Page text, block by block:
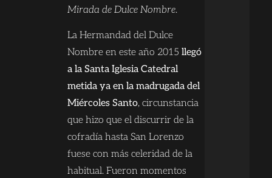
Mirada de Dulce Nombre.
La Hermandad del Dulce
Nombre en este año 2015llegó
a la Santa Iglesia Catedral
metida ya en la madrugada del
Miércoles Santo, circunstancia
que hizo que el discurrir de la
cofradía hasta San Lorenzo
fuese con más celeridad de la
habitual. Fueron momentos